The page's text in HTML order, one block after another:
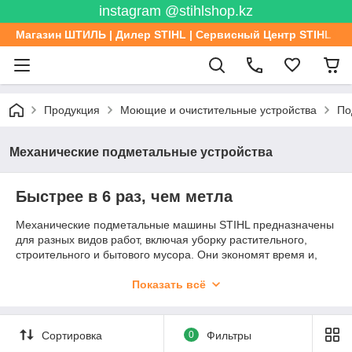
instagram @stihlshop.kz
Магазин ШТИЛЬ | Дилер STIHL | Сервисный Центр STIHL
Продукция Моющие и очистительные устройства
Механические подметальные устройства
Быстрее в 6 раз, чем метла
Механические подметальные машины STIHL предназначены
для разных видов работ, включая уборку растительного,
строительного и бытового мусора. Они экономят время и,
от обычной метлы, подметальная машина не оставляет
сантиметр. После ее работы вам не придется оглядываться
назад – территория будет гарантированно чистой!
Показать всё
Сортировка 0 Фильтры